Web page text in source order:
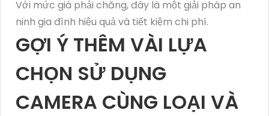
Với mức giá phải chăng, đây là một giải pháp an
ninh gia đình hiệu quả và tiết kiệm chi phí.
GỢI Ý THÊM VÀI LỰA
CHỌN SỬ DỤNG
CAMERA CÙNG LOẠI VÀ